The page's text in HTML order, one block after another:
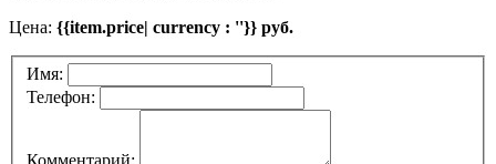
Цена: {{item.price| currency : ''}} руб.
Имя:
Телефон: